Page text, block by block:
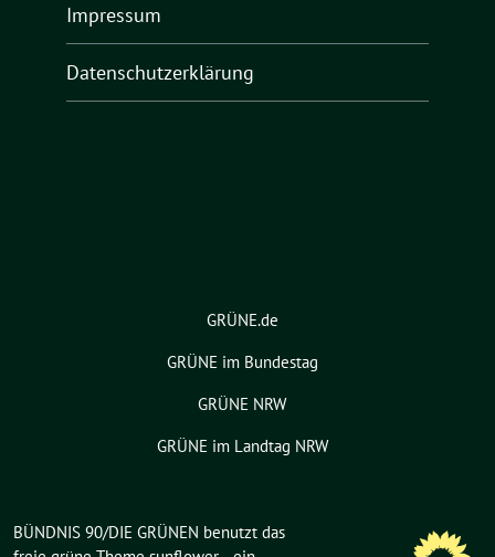
Impressum
Datenschutzerklärung
GRÜNE.de
GRÜNE im Bundestag
GRÜNE NRW
GRÜNE im Landtag NRW
BÜNDNIS 90/DIE GRÜNEN benutzt das